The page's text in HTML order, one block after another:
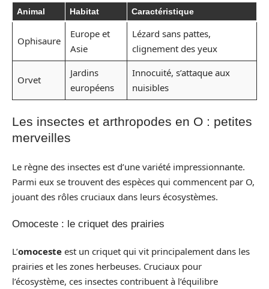
Animal Habitat Caractéristique
Ophisaure
Europe et
Asie
Lézard sans pattes,
clignement des yeux
Orvet
Jardins
européens
Innocuité, s’attaque aux
nuisibles
Les insectes et arthropodes en O : petites
merveilles
Le règne des insectes est d’une variété impressionnante.
Parmi eux se trouvent des espèces qui commencent par O,
jouant des rôles cruciaux dans leurs écosystèmes.
Omoceste : le criquet des prairies
L’omoceste est un criquet qui vit principalement dans les
prairies et les zones herbeuses. Cruciaux pour
l’écosystème, ces insectes contribuent à l’équilibre